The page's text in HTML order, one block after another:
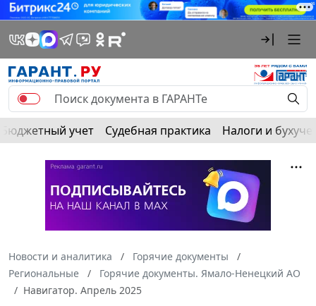
Бюджетный учет Судебная практика Налоги и
Новости и аналитика
Горячие документы
Региональные
Горячие документы. Ямало-Ненецкий АО
Навигатор. Апрель 2025